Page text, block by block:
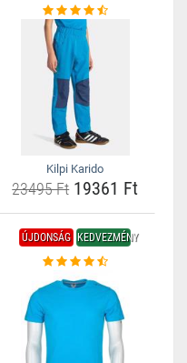
Kilpi Karido
23495 Ft19361 Ft
ÚJDONSÁG KEDVEZMÉNY